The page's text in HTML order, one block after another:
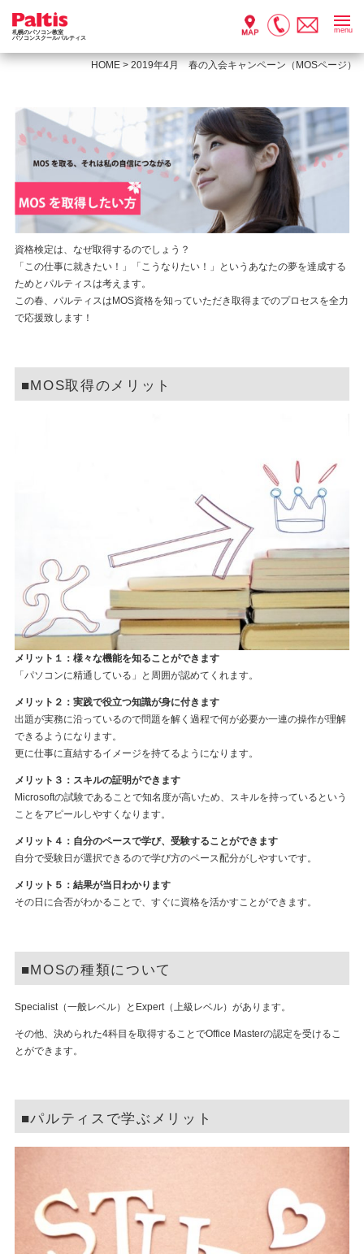
札幌のパソコン教室
パソコンスクールパルティス
menu
HOME >2019年4月 春の入会キャンペーン（MOSページ）
資格検定は、なぜ取得するのでしょう？
「この仕事に就きたい！」「こうなりたい！」というあなたの夢を達成する
ためとパルティスは考えます。
この春、パルティスはMOS資格を知っていただき取得までのプロセスを全力
で応援致します！
■MOS取得のメリット
メリット１：様々な機能を知ることができます
「パソコンに精通している」と周囲が認めてくれます。
メリット２：実践で役立つ知識が身に付きます
出題が実務に沿っているので問題を解く過程で何が必要か一連の操作が理解
できるようになります。
更に仕事に直結するイメージを持てるようになります。
メリット３：スキルの証明ができます
Microsoftの試験であることで知名度が高いため、スキルを持っているという
ことをアピールしやすくなります。
メリット４：自分のペースで学び、受験することができます
自分で受験日が選択できるので学び方のペース配分がしやすいです。
メリット５：結果が当日わかります
その日に合否がわかることで、すぐに資格を活かすことができます。
■MOSの種類について
Specialist（一般レベル）とExpert（上級レベル）があります。
その他、決められた4科目を取得することでOffice Masterの認定を受けるこ
とができます。
■パルティスで学ぶメリット